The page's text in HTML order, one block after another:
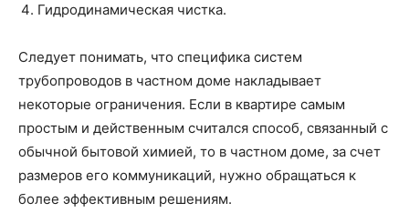
Гидродинамическая чистка.
Следует понимать, что специфика систем
трубопроводов в частном доме накладывает
некоторые ограничения. Если в квартире самым
простым и действенным считался способ, связанный с
обычной бытовой химией, то в частном доме, за счет
размеров его коммуникаций, нужно обращаться к
более эффективным решениям.